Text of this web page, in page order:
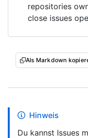
repositories
close issues
Als Markdown
Hinweis
Du kannst Issues